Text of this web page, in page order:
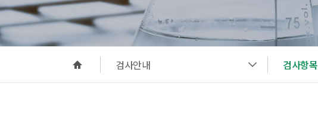
검사안내 검사항목